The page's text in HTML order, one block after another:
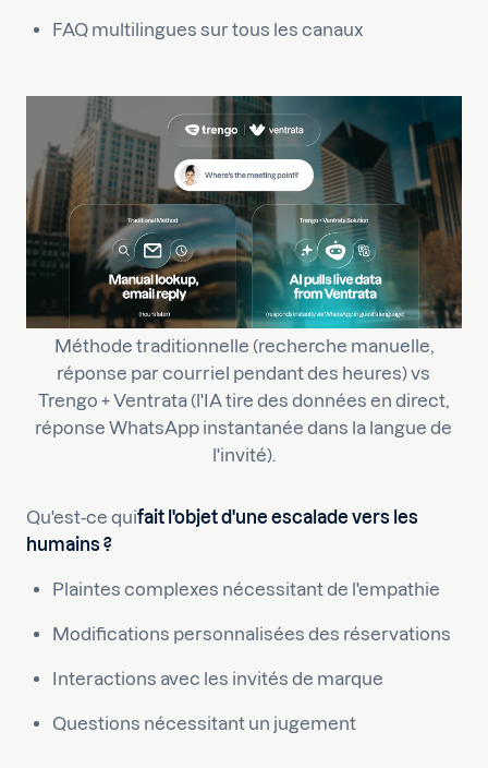
FAQ multilingues sur tous les canaux
Méthode traditionnelle (recherche manuelle,
réponse par courriel pendant des heures) vs
Trengo + Ventrata (l'IA tire des données en direct,
réponse WhatsApp instantanée dans la langue de
l'invité).
‍Qu'est-ce quifait l'objet d'une escalade vers les
humains ?
Plaintes complexes nécessitant de l'empathie
Modifications personnalisées des réservations
Interactions avec les invités de marque
Questions nécessitant un jugement